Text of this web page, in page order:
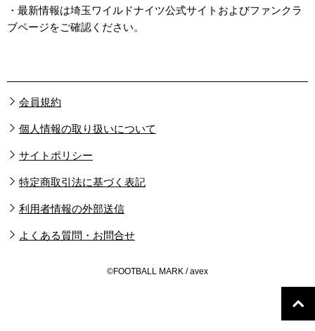
・最新情報は埼玉ワイルドナイツ公式サイトおよびファンクラ
ブページをご確認ください。
会員規約
個人情報の取り扱いについて
サイトポリシー
特定商取引法に基づく表記
利用者情報の外部送信
よくある質問・お問合せ
©FOOTBALL MARK / avex